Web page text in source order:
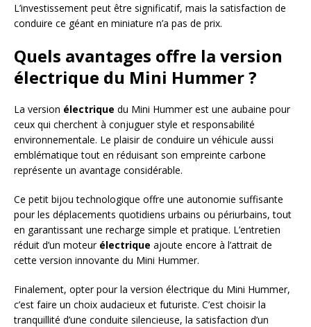
L’investissement peut être significatif, mais la satisfaction de
conduire ce géant en miniature n’a pas de prix.
Quels avantages offre la version
électrique du Mini Hummer ?
La version électrique du Mini Hummer est une aubaine pour
ceux qui cherchent à conjuguer style et responsabilité
environnementale. Le plaisir de conduire un véhicule aussi
emblématique tout en réduisant son empreinte carbone
représente un avantage considérable.
Ce petit bijou technologique offre une autonomie suffisante
pour les déplacements quotidiens urbains ou périurbains, tout
en garantissant une recharge simple et pratique. L’entretien
réduit d’un moteur électrique ajoute encore à l’attrait de
cette version innovante du Mini Hummer.
Finalement, opter pour la version électrique du Mini Hummer,
c’est faire un choix audacieux et futuriste. C’est choisir la
tranquillité d’une conduite silencieuse, la satisfaction d’un